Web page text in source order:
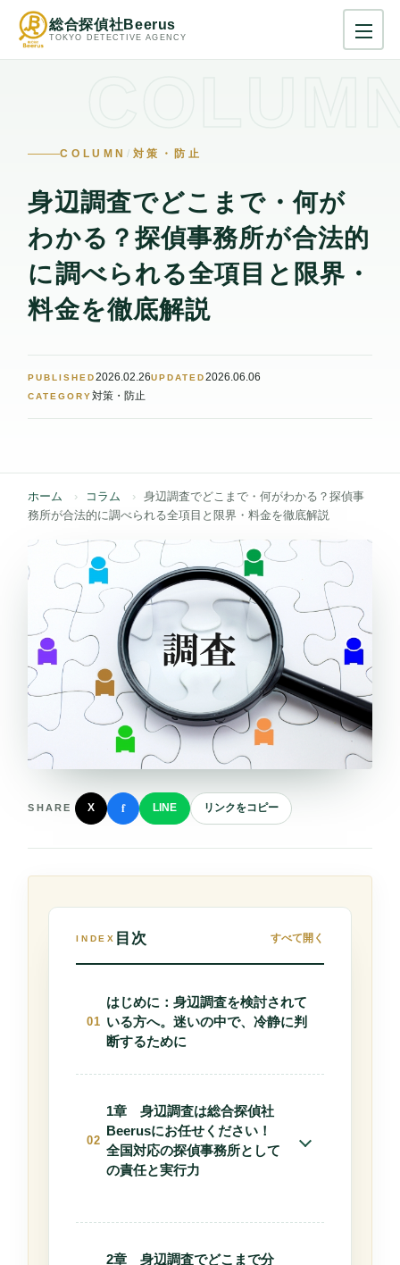
総合探偵社Beerus
TOKYO DETECTIVE AGENCY
COLUMN/ 対策・防止
身辺調査でどこまで・何が
わかる？探偵事務所が合法的
に調べられる全項目と限界・
料金を徹底解説
PUBLISHED2026.02.26UPDATED2026.06.06
CATEGORY対策・防止
ホーム コラム
身辺調査でどこまで・何がわかる？探偵事
務所が合法的に調べられる全項目と限界・料金を徹底解説
SHARE X f LINE リンクをコピー
INDEX 目次 すべて開く
はじめに：身辺調査を検討されて
いる方へ。迷いの中で、冷静に判
断するために
1章 身辺調査は総合探偵社
Beerusにお任せください！
全国対応の探偵事務所として
の責任と実行力
2章 身辺調査でどこまで分